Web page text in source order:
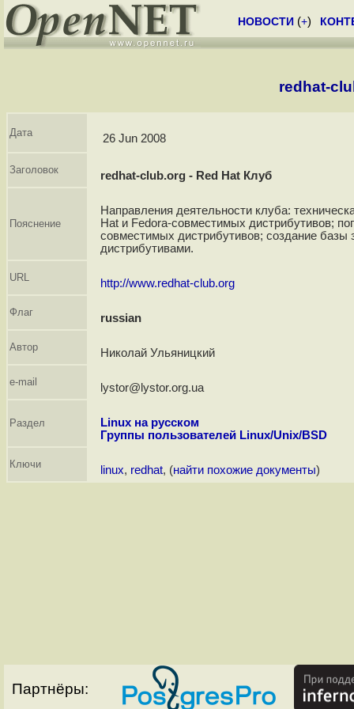
НОВОСТИ (+)
redhat-
Дата 26 Jun 2008
Заголовок redhat-club.org - Red Hat Клуб
Пояснение
Направления деятельности клуба:
Hat и Fedora-совместимых дистрибутивов;
совместимых дистрибутивов; создание базы
дистрибутивами.
URL http://www.redhat-club.org
Флаг russian
Автор Николай Ульяницкий
e-mail lystor@lystor.org.ua
Раздел
Linux на русском
Группы пользователей Linux/Unix/BSD
Ключи linux, redhat, (найти похожие документы)
Партнёры: